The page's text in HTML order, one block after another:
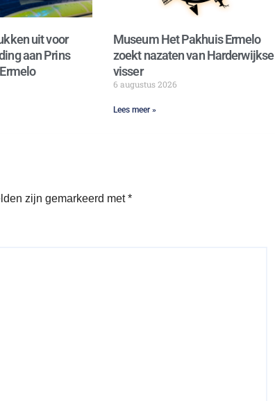
uit voor
aan Prins
Museum Het Pakhuis Ermelo
zoekt nazaten van Harderwijkse
visser
6 augustus 2026
Lees meer »
zijn gemarkeerd met*